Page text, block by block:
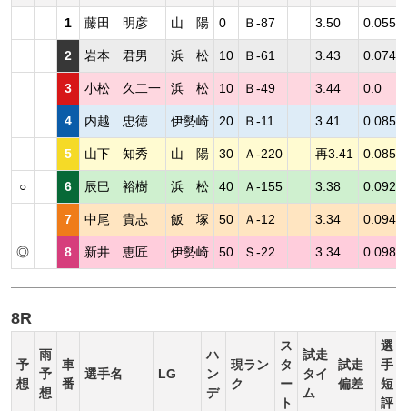
1 藤田 明彦 山 陽 0 Ｂ-87 3.50 0.055
2 岩本 君男 浜 松 10 Ｂ-61 3.43 0.074
3 小松 久二一 浜 松 10 Ｂ-49 3.44 0.0
4 内越 忠徳 伊勢崎 20 Ｂ-11 3.41 0.085
5 山下 知秀 山 陽 30 Ａ-220 再3.41 0.085
○ 6 辰巳 裕樹 浜 松 40 Ａ-155 3.38 0.092
7 中尾 貴志 飯 塚 50 Ａ-12 3.34 0.094
◎ 8 新井 恵匠 伊勢崎 50 Ｓ-22 3.34 0.098
8R
予
想
雨
予
想
車
番
選手名 LG
ハ
ン
デ
現ラン
ク
ス
タ
ー
ト
試走
タイ
ム
試走
偏差
選
手
短
評